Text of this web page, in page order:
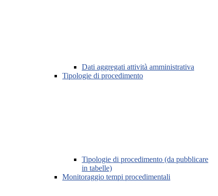
Dati aggregati attività amministrativa
Tipologie di procedimento
Tipologie di procedimento (da pubblicare
in tabelle)
Monitoraggio tempi procedimentali